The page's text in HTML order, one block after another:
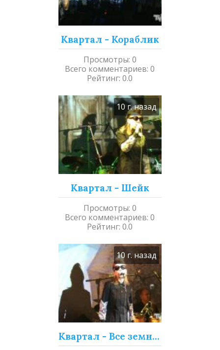
Квартал - Кораблик
Просмотры: 0
Всего комментариев:0
Рейтинг:0.0
10 г. назад
Квартал - Шейк
Просмотры: 0
Всего комментариев:0
Рейтинг:0.0
10 г. назад
Квартал - Все земное стало странным...